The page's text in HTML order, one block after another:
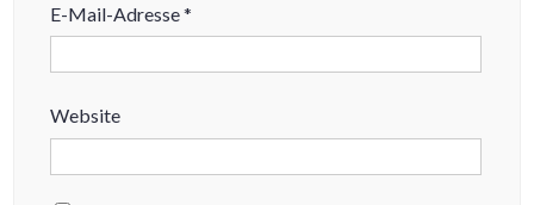
E-Mail-Adresse*
Website